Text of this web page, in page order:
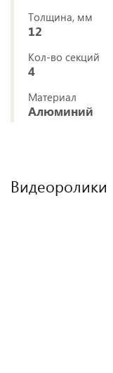
Толщина, мм
12
Кол-во секций
4
Материал
Алюминий
Видеоролики